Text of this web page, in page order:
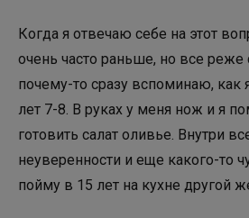
Когда я отвечаю себе на этот
очень часто раньше, но все реже
почему-то сразу вспоминаю, как
лет 7-8. В руках у меня нож и я
готовить салат оливье. Внутри
неуверенности и еще какого-то
пойму в 15 лет на кухне другой